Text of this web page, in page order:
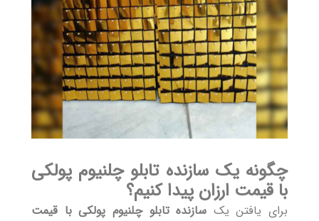
چگونه یک سازنده تابلو چلنیوم پولکی
با قیمت ارزان پیدا کنیم؟
برای یافتن یک سازنده تابلو چلنیوم پولکی با قیمت